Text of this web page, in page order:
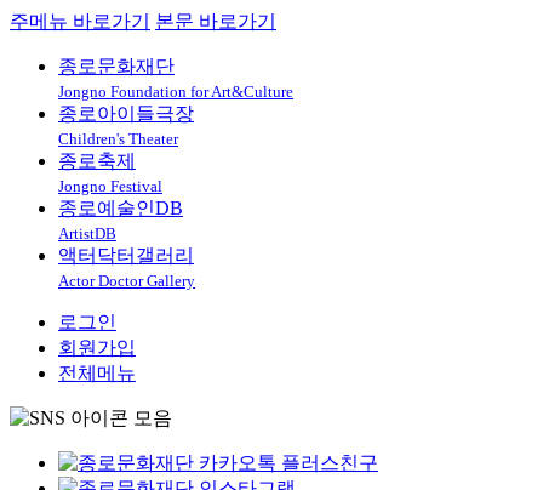
주메뉴 바로가기 본문 바로가기
종로문화재단
Jongno Foundation for Art&Culture
종로아이들극장
Children's Theater
종로축제
Jongno Festival
종로예술인DB
ArtistDB
액터닥터갤러리
Actor Doctor Gallery
로그인
회원가입
전체메뉴